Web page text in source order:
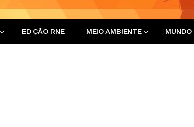
EDIÇÃO RNE MEIO AMBIENTE MUNDO